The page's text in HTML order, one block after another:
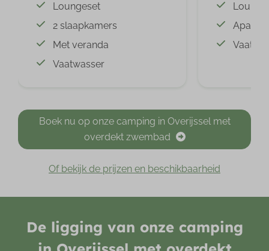
Loungeset
2 slaapkamers
Met veranda
Vaatwasser
Apart
Boek nu op onze camping in Overijssel met
overdekt zwembad
Of bekijk de prijzen en beschikbaarheid
De ligging van onze camping